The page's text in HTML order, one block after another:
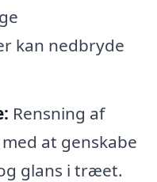
kan nedbryde
Rensning af
at genskabe
glans i træet.